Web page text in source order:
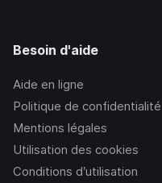
Besoin d'aide
Aide en ligne
Politique de confidentialité
Mentions légales
Utilisation des cookies
Conditions d’utilisation